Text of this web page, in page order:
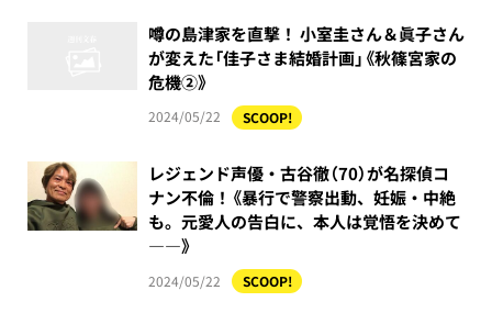
噂の島津家を直撃！ 小室圭さん＆眞子さん
が変えた「佳子さま結婚計画」《秋篠宮家の
危機②》
2024/05/22 SCOOP!
レジェンド声優・古谷徹（70）が名探偵コ
ナン不倫！《暴行で警察出動、妊娠・中絶
も。元愛人の告白に、本人は覚悟を決めて
――》
2024/05/22 SCOOP!